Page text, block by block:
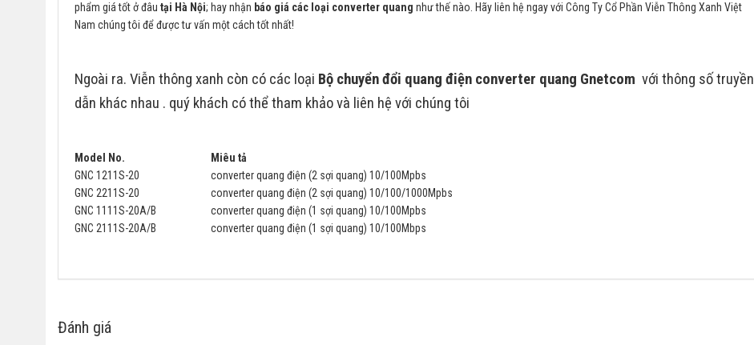
phẩm giá tốt ở đâu tại Hà Nội; hay nhận báo giá các loại converter quang như thế nào. Hãy liên hệ ngay với Công Ty Cổ Phần Viễn Thông Xanh Việt
Nam chúng tôi để được tư vấn một cách tốt nhất!
Ngoài ra. Viễn thông xanh còn có các loại Bộ chuyển đổi quang điện converter quang Gnetcom với thông số truyền
dẫn khác nhau . quý khách có thể tham khảo và liên hệ với chúng tôi
Model No.
Miêu tả
GNC 1211S-20
converter quang điện (2 sợi quang) 10/100Mpbs
GNC 2211S-20
converter quang điện (2 sợi quang) 10/100/1000Mpbs
GNC 1111S-20A/B
converter quang điện (1 sợi quang) 10/100Mpbs
GNC 2111S-20A/B
converter quang điện (1 sợi quang) 10/100Mbps
Đánh giá